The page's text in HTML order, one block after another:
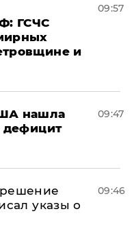
ГСЧС
и
09:57
нашла
дефицит
09:47
указы о
09:46